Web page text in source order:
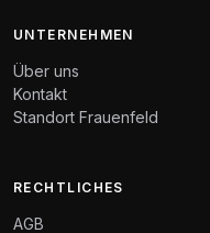
UNTERNEHMEN
Über uns
Kontakt
Standort Frauenfeld
RECHTLICHES
AGB